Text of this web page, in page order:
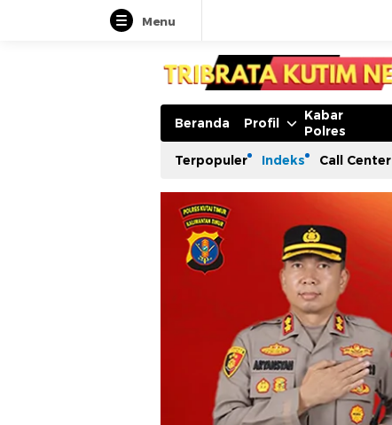
Menu
Beranda Profil
Kabar
Polres
Terpopuler Indeks Call Center